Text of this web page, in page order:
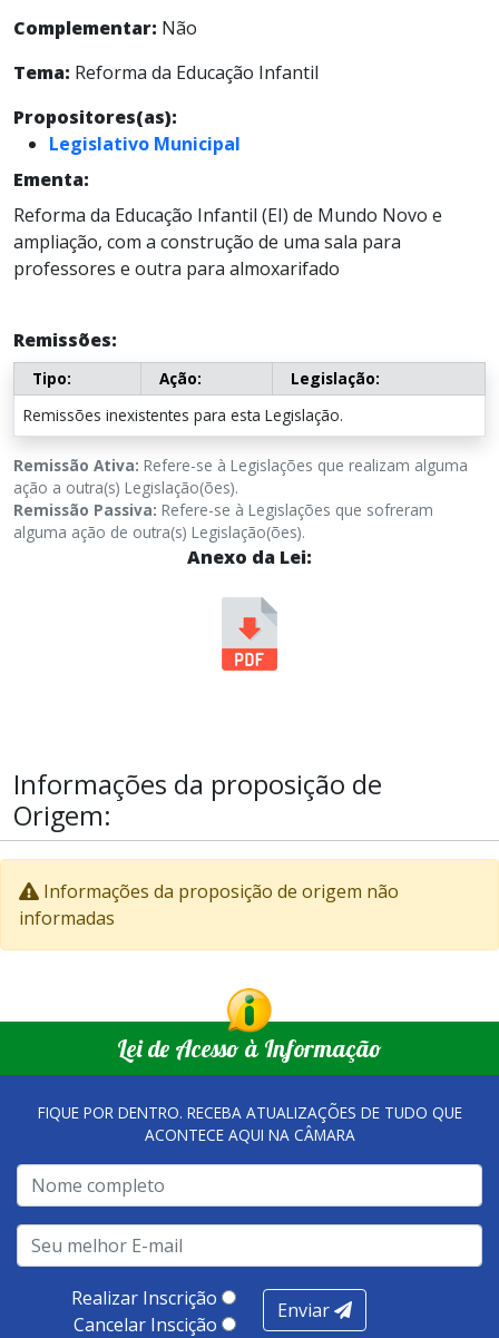
Complementar: Não
Tema: Reforma da Educação Infantil
Propositores(as):
Legislativo Municipal
Ementa:
Reforma da Educação Infantil (EI) de Mundo Novo e
ampliação, com a construção de uma sala para
professores e outra para almoxarifado
Remissões:
Tipo: Ação:
Legislação:
Remissões inexistentes para esta Legislação.
Remissão Ativa: Refere-se à Legislações que realizam alguma
ação a outra(s) Legislação(ões).
Remissão Passiva: Refere-se à Legislações que sofreram
alguma ação de outra(s) Legislação(ões).
Anexo da Lei:
Informações da proposição de
Origem:
Informações da proposição de origem não
informadas
Lei de Acesso à Informação
FIQUE POR DENTRO. RECEBA ATUALIZAÇÕES DE TUDO QUE
ACONTECE AQUI NA CÂMARA
Realizar Inscrição
Cancelar Inscição
Enviar